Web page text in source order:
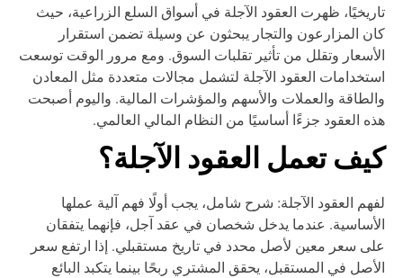
ظهرت العقود الآجلة في أسواق السلع الزراعية، حيث
المزارعون والتجار يبحثون عن وسيلة تضمن استقرار
وتقلل من تأثير تقلبات السوق. ومع مرور الوقت توسعت
العقود الآجلة لتشمل مجالات متعددة مثل المعادن
والعملات والأسهم والمؤشرات المالية. واليوم أصبحت
العقود جزءًا أساسيًا من النظام المالي العالمي.
تعمل العقود الآجلة؟
العقود الآجلة: شرح شامل، يجب أولًا فهم آلية عملها
عندما يدخل شخصان في عقد آجل، فإنهما يتفقان
سعر معين لأصل محدد في تاريخ مستقبلي. إذا ارتفع سعر
في المستقبل، يحقق المشتري ربحًا بينما يتكبد البائع